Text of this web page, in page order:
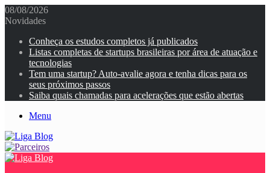
08/08/2026
Novidades
Conheça os estudos completos já publicados
Listas completas de startups brasileiras por área de atuação e
tecnologias
Tem uma startup? Auto-avalie agora e tenha dicas para os
seus próximos passos
Saiba quais chamadas para acelerações que estão abertas
Menu